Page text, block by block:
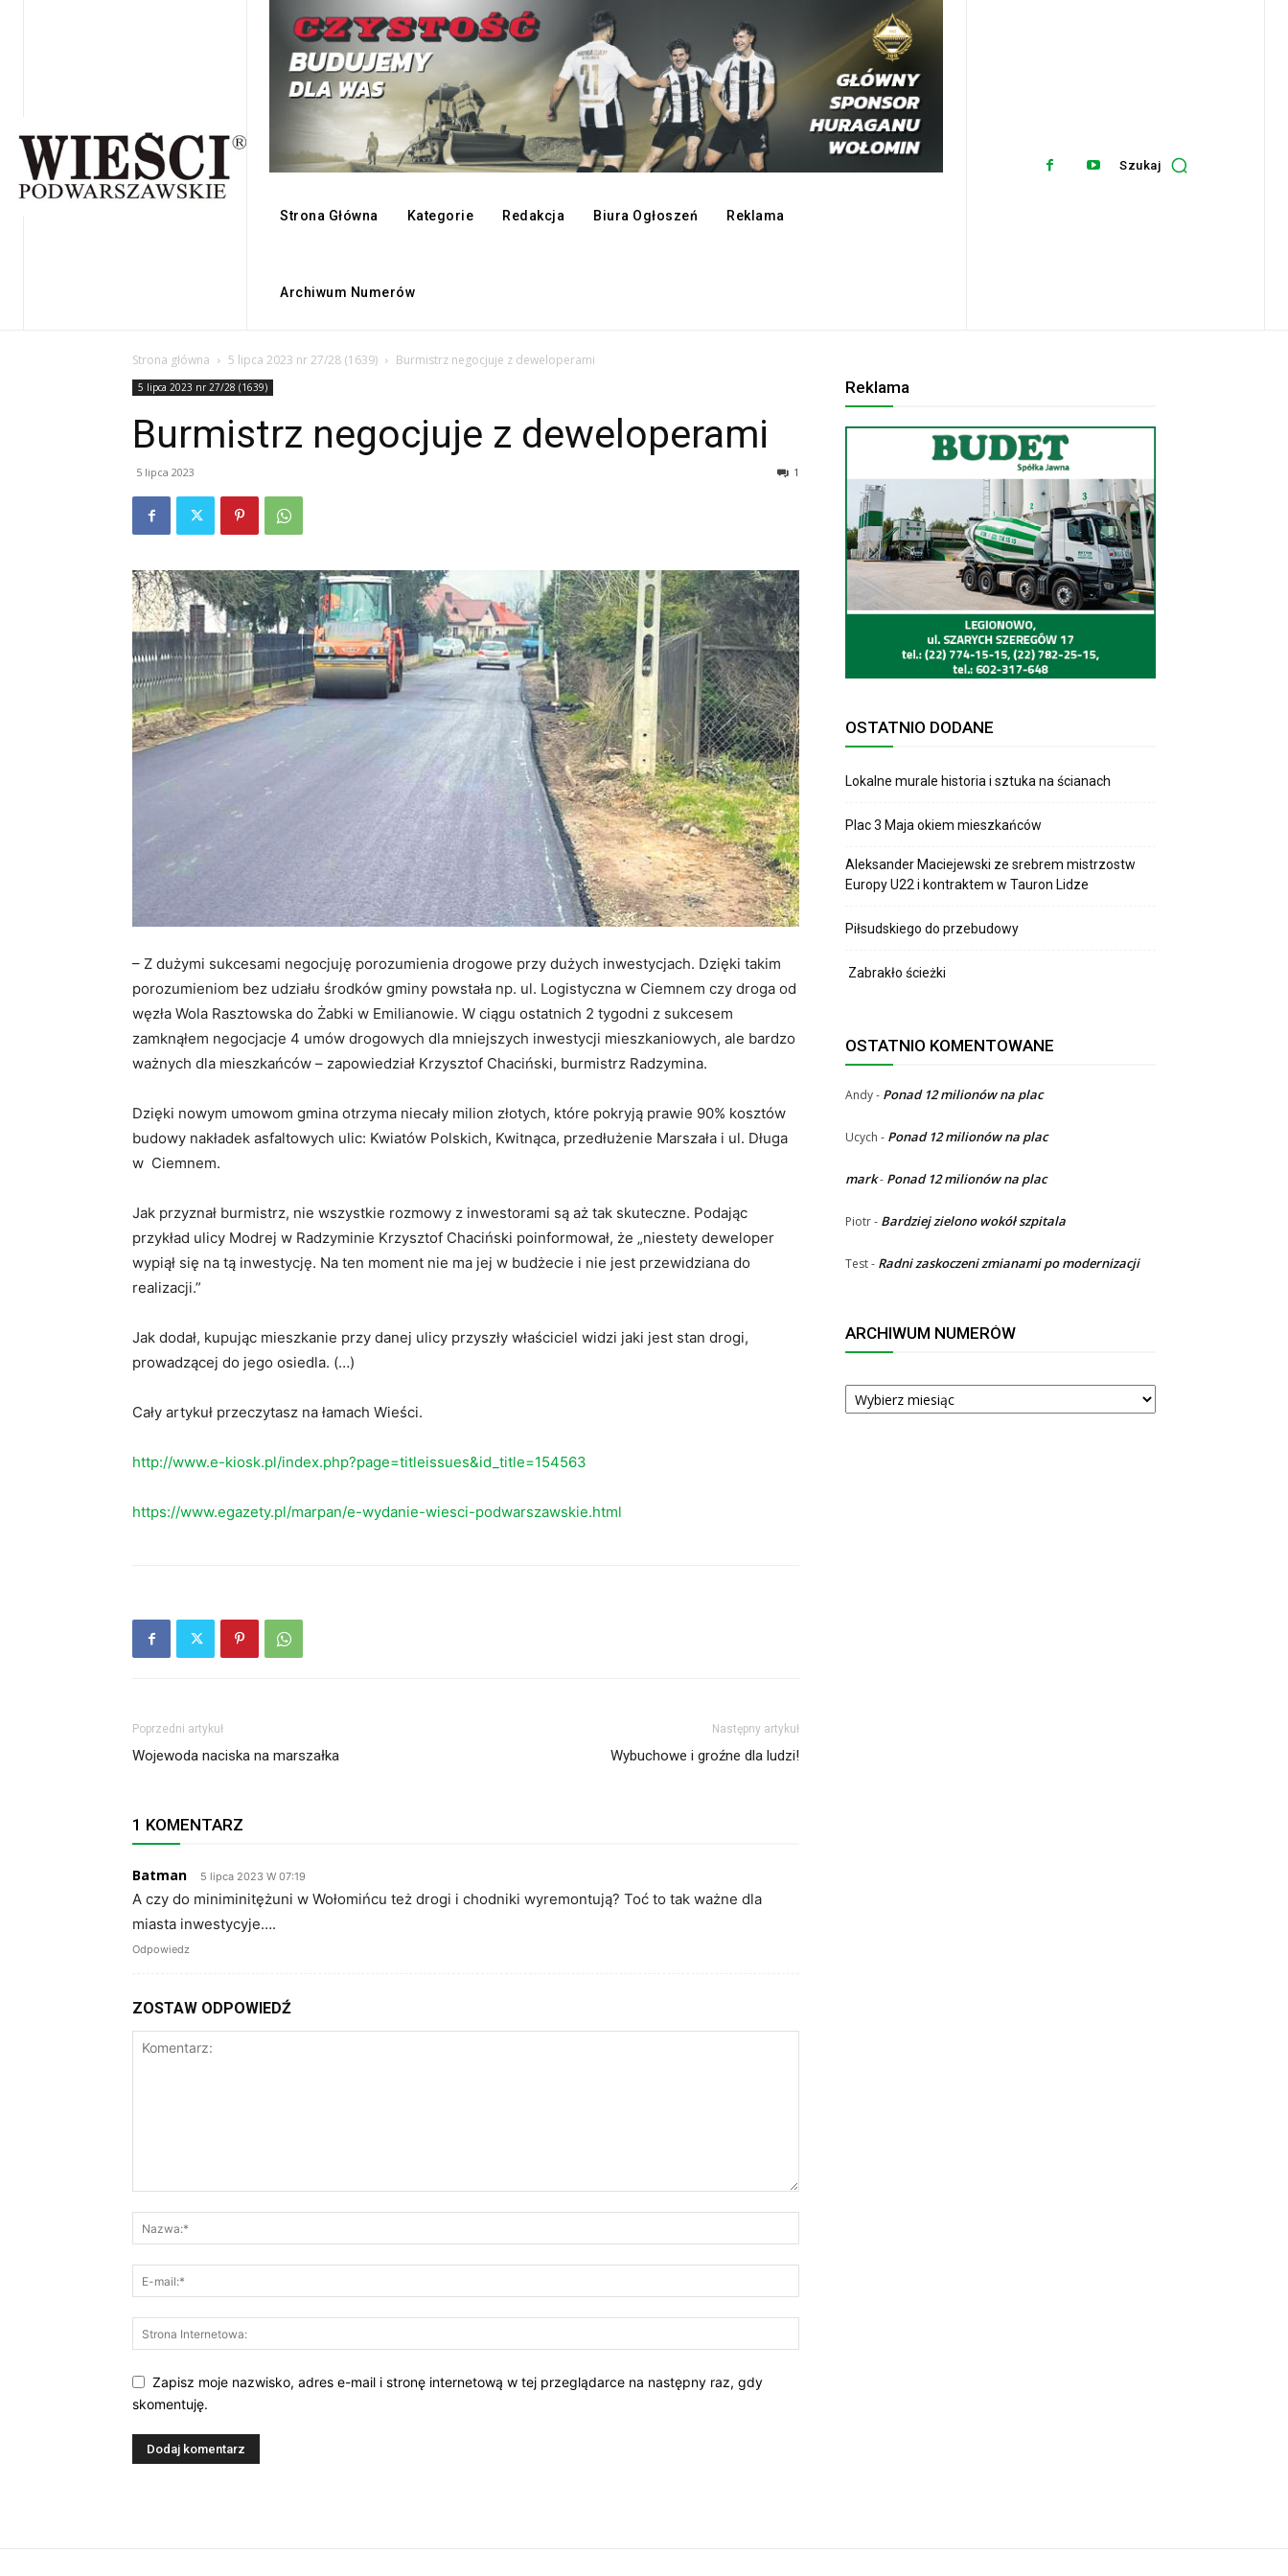
Strona Główna Kategorie Redakcja Biura Ogłoszeń Reklama
Archiwum Numerów
Szukaj
Strona główna 5 lipca 2023 nr 27/28 (1639) Burmistrz negocjuje z deweloperami
5 lipca 2023 nr 27/28 (1639)
Burmistrz negocjuje z deweloperami
5 lipca 2023 1
– Z dużymi sukcesami negocjuję porozumienia drogowe przy dużych inwestycjach. Dzięki takim
porozumieniom bez udziału środków gminy powstała np. ul. Logistyczna w Ciemnem czy droga od
węzła Wola Rasztowska do Żabki w Emilianowie. W ciągu ostatnich 2 tygodni z sukcesem
zamknąłem negocjacje 4 umów drogowych dla mniejszych inwestycji mieszkaniowych, ale bardzo
ważnych dla mieszkańców – zapowiedział Krzysztof Chaciński, burmistrz Radzymina.
Dzięki nowym umowom gmina otrzyma niecały milion złotych, które pokryją prawie 90% kosztów
budowy nakładek asfaltowych ulic: Kwiatów Polskich, Kwitnąca, przedłużenie Marszała i ul. Długa
w Ciemnem.
Jak przyznał burmistrz, nie wszystkie rozmowy z inwestorami są aż tak skuteczne. Podając
przykład ulicy Modrej w Radzyminie Krzysztof Chaciński poinformował, że „niestety deweloper
wypiął się na tą inwestycję. Na ten moment nie ma jej w budżecie i nie jest przewidziana do
realizacji.”
Jak dodał, kupując mieszkanie przy danej ulicy przyszły właściciel widzi jaki jest stan drogi,
prowadzącej do jego osiedla. (…)
Cały artykuł przeczytasz na łamach Wieści.
http://www.e-kiosk.pl/index.php?page=titleissues&id_title=154563
https://www.egazety.pl/marpan/e-wydanie-wiesci-podwarszawskie.html
Poprzedni artykuł
Wojewoda naciska na marszałka
Następny artykuł
Wybuchowe i groźne dla ludzi!
1 KOMENTARZ
Batman 5 lipca 2023 W 07:19
A czy do miniminitężuni w Wołomińcu też drogi i chodniki wyremontują? Toć to tak ważne dla
miasta inwestycyje….
Odpowiedz
ZOSTAW ODPOWIEDŹ
Zapisz moje nazwisko, adres e-mail i stronę internetową w tej przeglądarce na następny raz, gdy
skomentuję.
Reklama
OSTATNIO DODANE
Lokalne murale historia i sztuka na ścianach
Plac 3 Maja okiem mieszkańców
Aleksander Maciejewski ze srebrem mistrzostw
Europy U22 i kontraktem w Tauron Lidze
Piłsudskiego do przebudowy
Zabrakło ścieżki
OSTATNIO KOMENTOWANE
Andy- Ponad 12 milionów na plac
Ucych - Ponad 12 milionów na plac
mark- Ponad 12 milionów na plac
Piotr- Bardziej zielono wokół szpitala
Test- Radni zaskoczeni zmianami po modernizacji
ARCHIWUM NUMERÓW
ARCHIWUM
NUMERÓW